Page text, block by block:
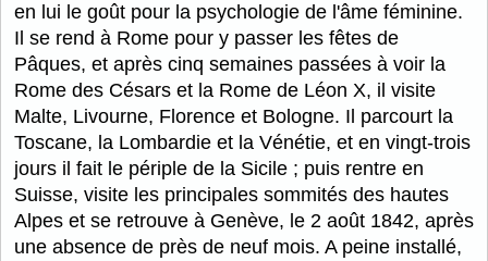
en lui le goût pour la psychologie de l'âme féminine.
Il se rend à Rome pour y passer les fêtes de
Pâques, et après cinq semaines passées à voir la
Rome des Césars et la Rome de Léon X, il visite
Malte, Livourne, Florence et Bologne. Il parcourt la
Toscane, la Lombardie et la Vénétie, et en vingt-trois
jours il fait le périple de la Sicile ; puis rentre en
Suisse, visite les principales sommités des hautes
Alpes et se retrouve à Genève, le 2 août 1842, après
une absence de près de neuf mois. A peine installé,